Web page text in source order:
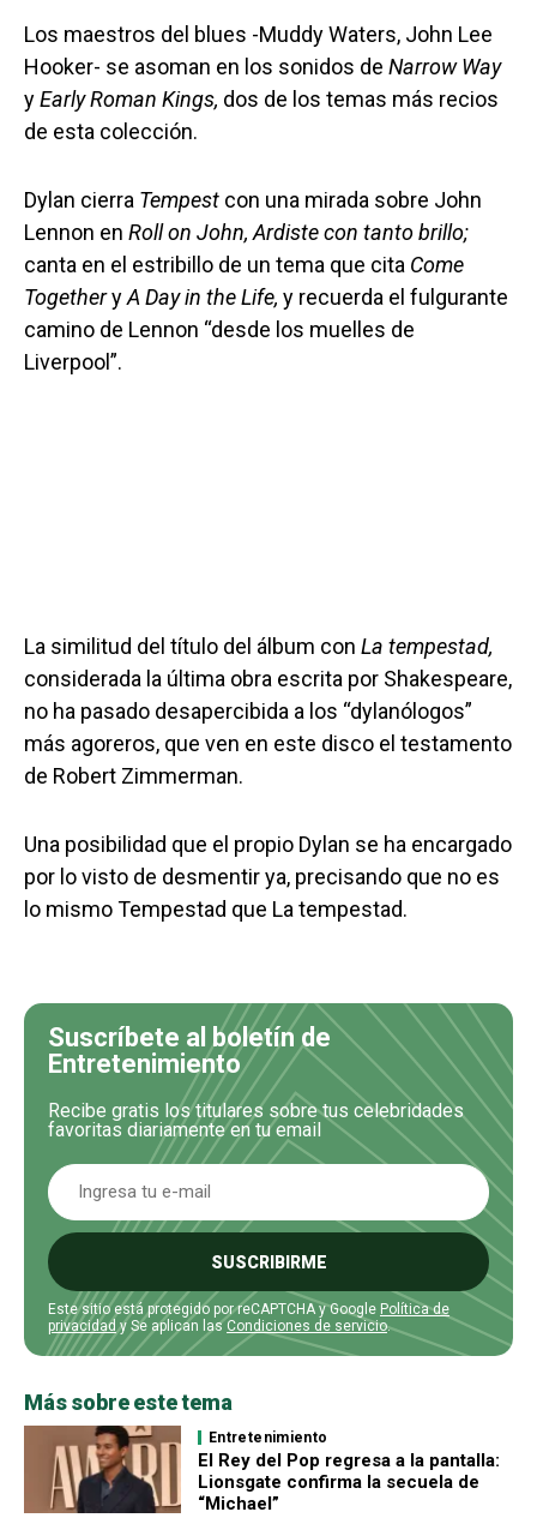
Los maestros del blues -Muddy Waters, John Lee
Hooker- se asoman en los sonidos de Narrow Way
yEarly Roman Kings, dos de los temas más recios
de esta colección.
Dylan cierra Tempest con una mirada sobre John
Lennon en Roll on John, Ardiste con tanto brillo;
canta en el estribillo de un tema que cita Come
TogetheryA Day in the Life, y recuerda el fulgurante
camino de Lennon “desde los muelles de
Liverpool”.
La similitud del título del álbum con La tempestad,
considerada la última obra escrita por Shakespeare,
no ha pasado desapercibida a los “dylanólogos”
más agoreros, que ven en este disco el testamento
de Robert Zimmerman.
Una posibilidad que el propio Dylan se ha encargado
por lo visto de desmentir ya, precisando que no es
lo mismo Tempestad que La tempestad.
Suscríbete al boletín de
Entretenimiento
Recibe gratis los titulares sobre tus celebridades
favoritas diariamente en tu email
SUSCRIBIRME
Este sitio está protegido por reCAPTCHA y Google Política de
privacidad y Se aplican lasCondiciones de servicio.
Más sobre este tema
Entretenimiento
El Rey del Pop regresa a la pantalla:
Lionsgate confirma la secuela de
“Michael”